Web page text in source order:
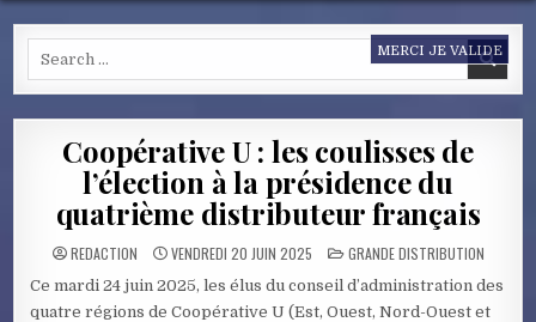
Coopérative U : les coulisses de
l’élection à la présidence du
quatrième distributeur français
REDACTION VENDREDI 20 JUIN 2025 POSTED
IN
GRANDE DISTRIBUTION
Ce mardi 24 juin 2025, les élus du conseil d’administration des
quatre régions de Coopérative U (Est, Ouest, Nord-Ouest et
MERCI JE VALIDE